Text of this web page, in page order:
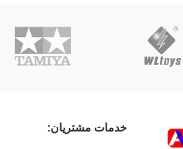
خدمات مشتریان: